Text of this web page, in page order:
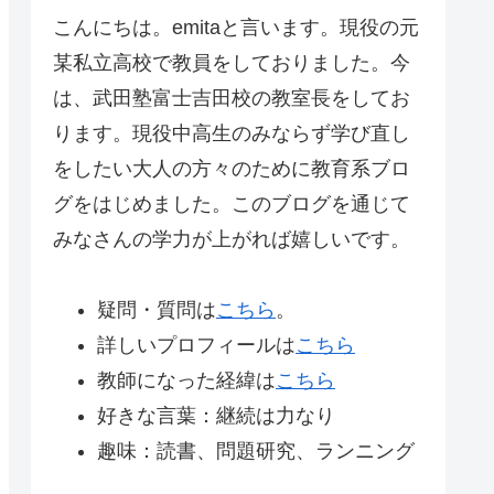
こんにちは。emitaと言います。現役の元
某私立高校で教員をしておりました。今
は、武田塾富士吉田校の教室長をしてお
ります。現役中高生のみならず学び直し
をしたい大人の方々のために教育系ブロ
グをはじめました。このブログを通じて
みなさんの学力が上がれば嬉しいです。
疑問・質問はこちら 。
詳しいプロフィールはこちら
教師になった経緯はこちら
好きな言葉：継続は力なり
趣味：読書、問題研究、ランニング